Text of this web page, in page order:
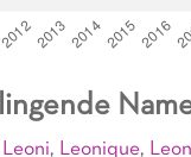
Leoni, Leonique,